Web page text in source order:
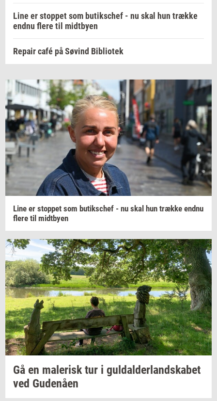
Line er stoppet som butikschef - nu skal hun trække
endnu flere til midtbyen
Repair café på Søvind Bibliotek
Line er stop­pet som bu­tiks­chef - nu skal hun træk­ke endnu
flere til midt­by­en
Gå en ma­le­risktur i gul­dal­der­land­ska­bet
ved Gu­denå­en